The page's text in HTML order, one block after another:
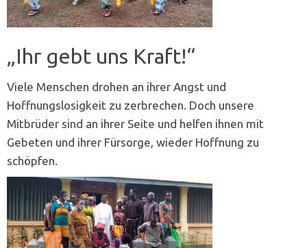
„Ihr gebt uns Kraft!“
Viele Menschen drohen an ihrer Angst und
Hoffnungslosigkeit zu zerbrechen. Doch unsere
Mitbrüder sind an ihrer Seite und helfen ihnen mit
Gebeten und ihrer Fürsorge, wieder Hoffnung zu
schöpfen.